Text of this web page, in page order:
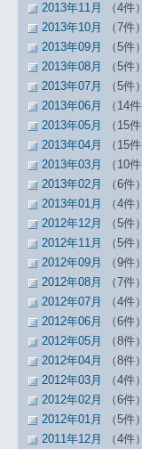
2013年11月
（4件）
2013年10月
（7件）
2013年09月
（5件）
2013年08月
（5件）
2013年07月
（5件）
2013年06月
（14件
2013年05月
（15件
2013年04月
（15件
2013年03月
（10件
2013年02月
（6件）
2013年01月
（4件）
2012年12月
（5件）
2012年11月
（5件）
2012年09月
（9件）
2012年08月
（7件）
2012年07月
（4件）
2012年06月
（6件）
2012年05月
（8件）
2012年04月
（8件）
2012年03月
（4件）
2012年02月
（6件）
2012年01月
（5件）
2011年12月
（4件）